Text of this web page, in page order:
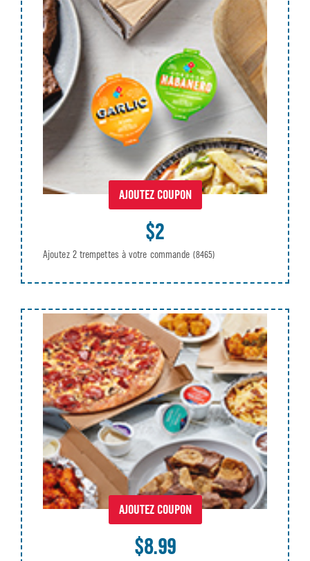
AJOUTEZ COUPON
$2
Ajoutez 2 trempettes à votre commande (8465)
AJOUTEZ COUPON
$8.99